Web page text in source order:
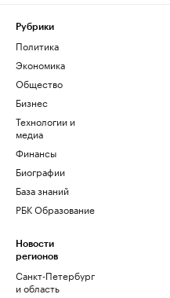
Рубрики
Политика
Экономика
Общество
Бизнес
Технологии и
медиа
Финансы
Биографии
База знаний
РБК Образование
Новости
регионов
Санкт-Петербург
и область